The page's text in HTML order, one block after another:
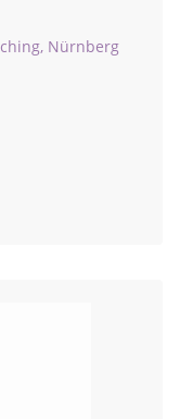
Nürnberg